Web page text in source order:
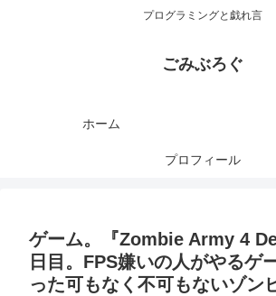
プログラミングと戯れ言
ごみぶろぐ
ホーム
プロフィール
ゲーム。『Zombie Army 4
日目。FPS嫌いの人がやるゲ
った可もなく不可もないゾン